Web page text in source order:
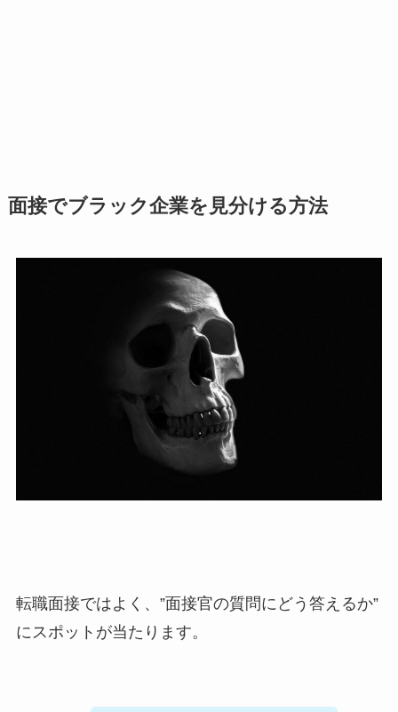
面接でブラック企業を見分ける方法
転職面接ではよく、”面接官の質問にどう答えるか”
にスポットが当たります。